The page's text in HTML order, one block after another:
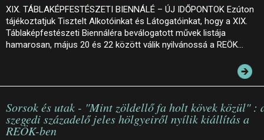
XIX. TÁBLAKÉPFESTÉSZETI BIENNÁLÉ – ÚJ IDŐPONTOK Ezúton
tájékoztatjuk Tisztelt Alkotóinkat és Látogatóinkat, hogy a XIX.
Táblaképfestészeti Biennáléra beválogatott művek listája
hamarosan, május 20 és 22 között válik nyilvánossá a REÖK…
Sorsok és utak - "Mint zöldellő fa holt kövek közül" :
szegedi századelő jeles hölgyeiről nyílik kiállítás a
REÖK-ben